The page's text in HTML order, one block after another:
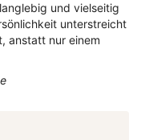
und vielseitig
unterstreicht
anstatt nur einem